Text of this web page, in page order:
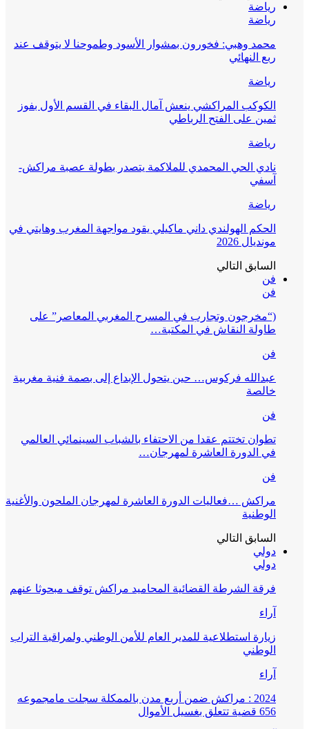
رياضة
رياضة
محمد وهبي: فخورون بمشوار الأسود وطموحنا لا يتوقف عند
ربع النهائي
رياضة
الكوكب المراكشي ينعش آمال البقاء في القسم الأول بفوز
ثمين على الفتح الرباطي
رياضة
نادي الحي المحمدي للملاكمة يتصدر بطولة عصبة مراكش-
آسفي
رياضة
الحكم الهولندي داني ماكيلي يقود مواجهة المغرب وهايتي في
مونديال 2026
السابق التالي
فن
فن
(“مخرجون وتجارب في المسرح المغربي المعاصر” على
طاولة النقاش في المكتبة…
فن
عبدالله فركوس… حين يتحول الإبداع إلى بصمة فنية مغربية
خالصة
فن
تطوان تختتم عقدا من الاحتفاء بالشباب السينمائي العالمي
في الدورة العاشرة لمهرجان…
فن
مراكش …فعاليات الدورة العاشرة لمهرجان الملحون والأغنية
الوطنية
السابق التالي
دولي
دولي
فرقة الشرطة القضائية المحاميد مراكش توقف مبحوثا عنهم
آراء
زيارة استطلاعية للمدير العام للأمن الوطني ولمراقبة التراب
الوطني
آراء
2024 : مراكش ضمن أربع مدن بالممكلة سجلت مامجموعه
656 قضية تتعلق بغسيل الأموال